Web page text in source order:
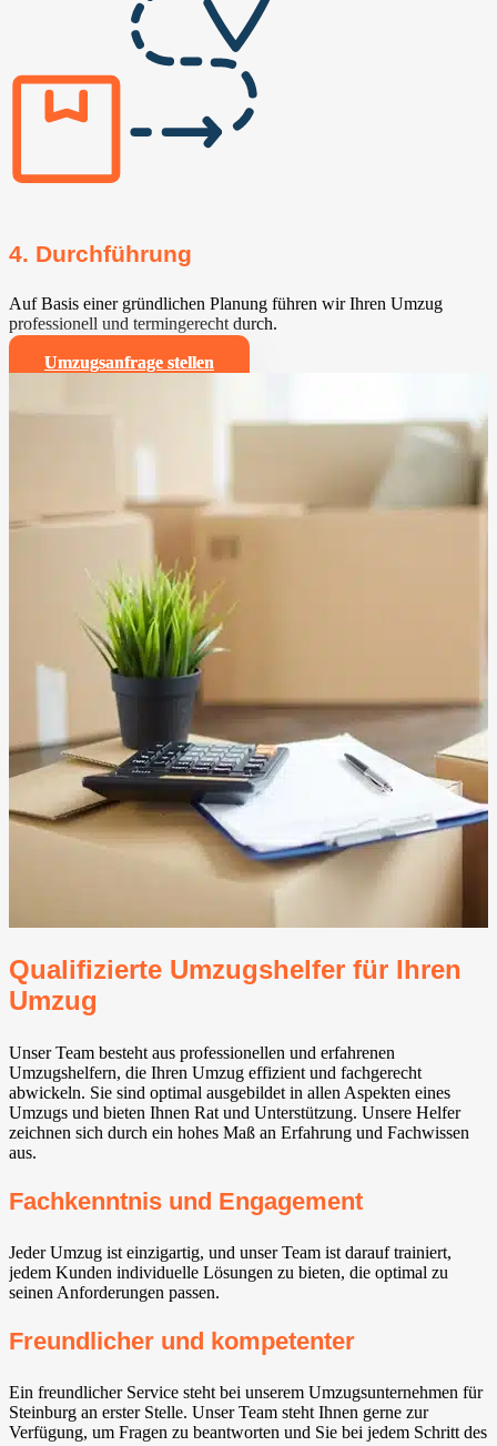
4. Durchführung
Auf Basis einer gründlichen Planung führen wir Ihren Umzug
professionell und termingerecht durch.
Umzugsanfrage stellen
Qualifizierte Umzugshelfer für Ihren
Umzug
Unser Team besteht aus professionellen und erfahrenen
Umzugshelfern, die Ihren Umzug effizient und fachgerecht
abwickeln. Sie sind optimal ausgebildet in allen Aspekten eines
Umzugs und bieten Ihnen Rat und Unterstützung. Unsere Helfer
zeichnen sich durch ein hohes Maß an Erfahrung und Fachwissen
aus.
Fachkenntnis und Engagement
Jeder Umzug ist einzigartig, und unser Team ist darauf trainiert,
jedem Kunden individuelle Lösungen zu bieten, die optimal zu
seinen Anforderungen passen.
Freundlicher und kompetenter
Ein freundlicher Service steht bei unserem Umzugsunternehmen für
Steinburg an erster Stelle. Unser Team steht Ihnen gerne zur
Verfügung, um Fragen zu beantworten und Sie bei jedem Schritt des